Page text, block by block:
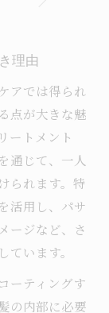
理由
アでは得られ
点が大きな魅
ートメント
通じて、一人
られます。特
活用し、パサ
ージなど、さ
います。
ーティングす
の内部に必要